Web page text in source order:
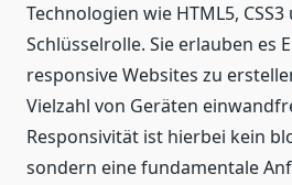
Technologien wie HTML5,
Schlüsselrolle. Sie erlauben es
responsive Websites zu
Vielzahl von Geräten
Responsivität ist hierbei kein
sondern eine fundamentale